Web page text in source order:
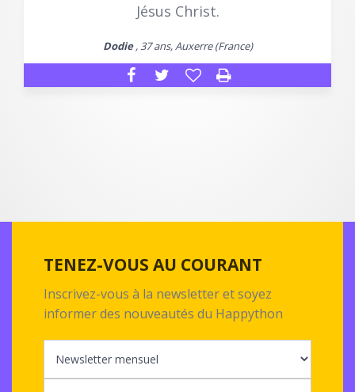
Jésus Christ.
Dodie, 37 ans, Auxerre (France)
TENEZ-VOUS AU COURANT
Inscrivez-vous à la newsletter et soyez
informer des nouveautés du Happython